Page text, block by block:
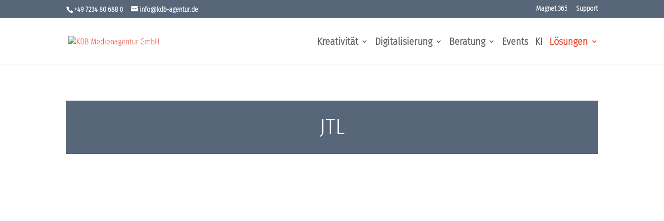
+49 7234 80 688 0 info@kdb-agentur.de Magnet 365 Support
Kreativität Digitalisierung Beratung Events KI Lösungen
JTL